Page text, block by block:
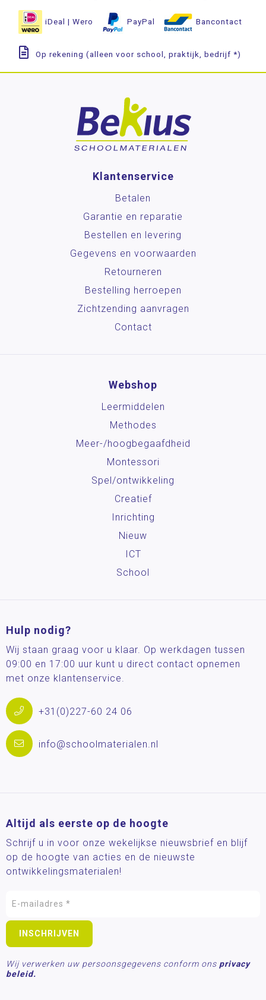
iDeal | Wero PayPal Bancontact
Op rekening (alleen voor school, praktijk, bedrijf *)
Klantenservice
Betalen
Garantie en reparatie
Bestellen en levering
Gegevens en voorwaarden
Retourneren
Bestelling herroepen
Zichtzending aanvragen
Contact
Webshop
Leermiddelen
Methodes
Meer-/hoog­begaafdheid
Montessori
Spel/ontwikkeling
Creatief
Inrichting
Nieuw
ICT
School
Hulp nodig?
Wij staan graag voor u klaar. Op werkdagen tussen
09:00 en 17:00 uur kunt u direct contact opnemen
met onze klantenservice.
+31(0)227-60 24 06
info@schoolmaterialen.nl
Altijd als eerste op de hoogte
Schrijf u in voor onze wekelijkse nieuwsbrief en blijf
op de hoogte van acties en de nieuwste
ontwikkelingsmaterialen!
Wij verwerken uw persoonsgegevens conform ons privacy
beleid.